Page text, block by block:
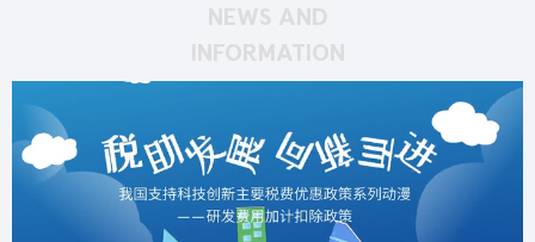
NEWS AND
INFORMATION